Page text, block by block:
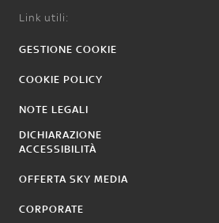
Link utili:
GESTIONE COOKIE
COOKIE POLICY
NOTE LEGALI
DICHIARAZIONE
ACCESSIBILITÀ
OFFERTA SKY MEDIA
CORPORATE